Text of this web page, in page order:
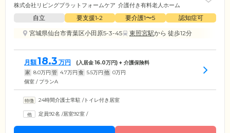
株式会社リビングプラットフォームケア 介護付き有料老人ホーム
自立 要支援1•2 要介護1〜5
認知症可
宮城県仙台市青葉区小田原5-3-45
東照宮駅から 徒歩12分
月額18.3 万円 (入居金16.0万円) + 介護保険料
家 8.0万円 管 4.7万円 食 5.5万円 他 0万円
個室 / プランA
24時間介護士常駐 /トイレ付き居室
定員92名 /居室92室 /